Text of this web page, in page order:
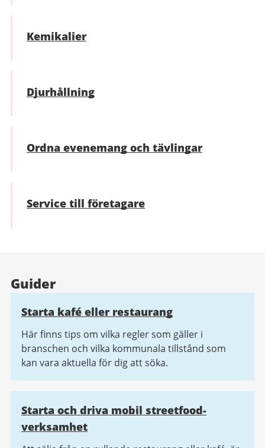
Kemikalier
Djurhållning
Ordna evenemang och tävlingar
Service till företagare
Guider
Starta kafé eller restaurang
Här finns tips om vilka regler som gäller i
branschen och vilka kommunala tillstånd som
kan vara aktuella för dig att söka.
Starta och driva mobil streetfood-
verksamhet